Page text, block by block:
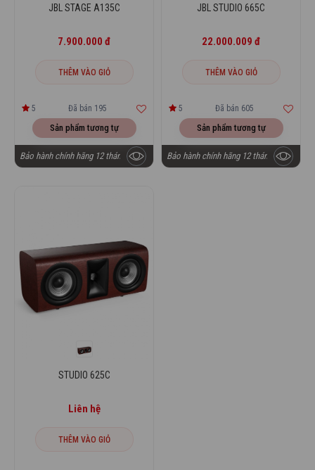
JBL STAGE A135C
7.900.000 đ
THÊM VÀO GIỎ
5 Đã bán 195
Sản phẩm tương tự
Bảo hành chính hãng 12 tháng
JBL STUDIO 665C
22.000.009 đ
THÊM VÀO GIỎ
5 Đã bán 605
Sản phẩm tương tự
Bảo hành chính hãng 12 tháng
STUDIO 625C
Liên hệ
THÊM VÀO GIỎ